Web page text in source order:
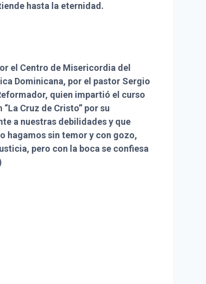
hasta la eternidad.
el Centro de Misericordia del
Dominicana, por el pastor Sergio
quien impartió el curso
Cruz de Cristo” por su
a nuestras debilidades y que
hagamos sin temor y con gozo,
pero con la boca se confiesa